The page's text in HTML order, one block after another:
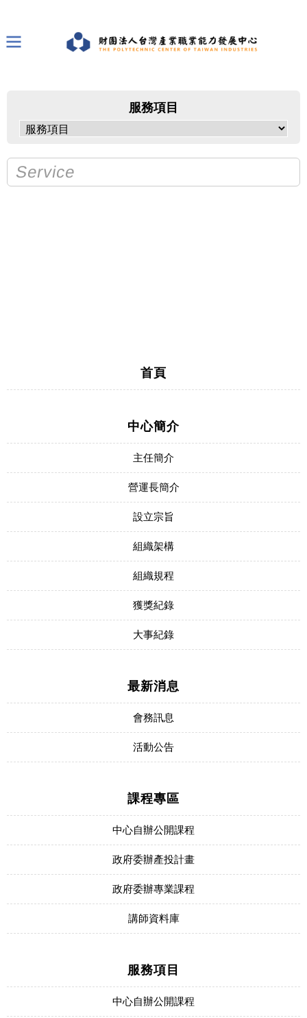
服務項目
Service
首頁
中心簡介
主任簡介
營運長簡介
設立宗旨
組織架構
組織規程
獲獎紀錄
大事紀錄
最新消息
會務訊息
活動公告
課程專區
中心自辦公開課程
政府委辦產投計畫
政府委辦專業課程
講師資料庫
服務項目
中心自辦公開課程